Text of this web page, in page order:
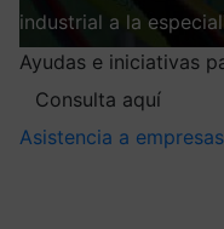
industrial a la
Ayudas e iniciativas
Consulta aquí
Asistencia a empresas